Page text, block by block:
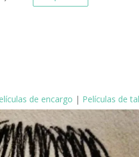
de encargo | Películas de